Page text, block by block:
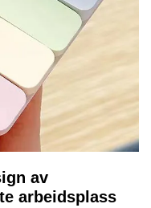
av
arbeidsplass